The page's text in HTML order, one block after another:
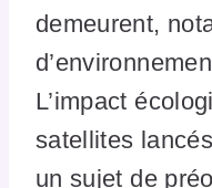
demeurent,
L’impact
satellites
un sujet de